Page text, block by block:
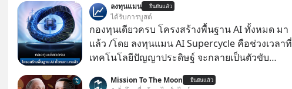
ลงทุนแมน ยืนยันแล้ว
ได้รับการบูสต์
กองทุนเดียวครบ โครงสร้างพื้นฐาน AI ทั้งหมด มา
แล้ว /โดย ลงทุนแมน AI Supercycle คือช่วงเวลาที่
เทคโนโลยีปัญญาประดิษฐ์ จะกลายเป็นตัวขับ
ชีวิตของผู้คนอย่างยาวนานต่อจากนี้
Mission To The Moon ยืนยันแล้ว